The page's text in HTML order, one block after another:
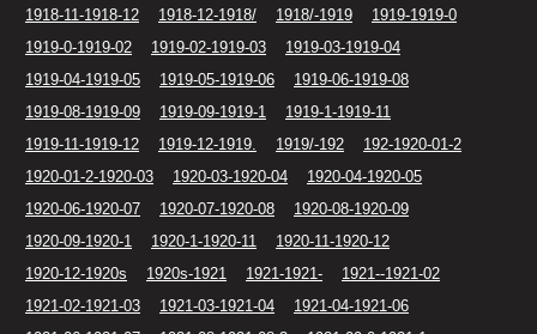
1918-11-1918-12
1918-12-1918/ 1918/-1919
1919-1919-0
1919-0-1919-02
1919-02-1919-03
1919-03-1919-04
1919-04-1919-05
1919-05-1919-06
1919-06-1919-08
1919-08-1919-09
1919-09-1919-1
1919-1-1919-11
1919-11-1919-12
1919-12-1919. 1919/-192
192-1920-01-2
1920-01-2-1920-03
1920-03-1920-04
1920-04-1920-05
1920-06-1920-07
1920-07-1920-08
1920-08-1920-09
1920-09-1920-1
1920-1-1920-11
1920-11-1920-12
1920-12-1920s
1920s-1921 1921-1921-
1921--1921-02
1921-02-1921-03
1921-03-1921-04
1921-04-1921-06